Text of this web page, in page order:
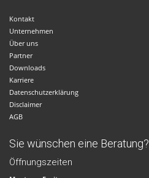
Kontakt
Unternehmen
Über uns
Partner
Downloads
Karriere
Datenschutzerklärung
Disclaimer
AGB
Sie wünschen eine Beratung?
Öffnungszeiten